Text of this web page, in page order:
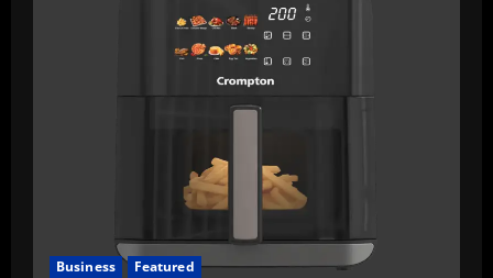
Business Featured